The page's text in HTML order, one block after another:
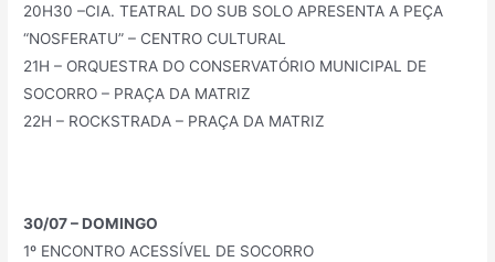
20H30 –CIA. TEATRAL DO SUB SOLO APRESENTA A PEÇA
“NOSFERATU” – CENTRO CULTURAL
21H – ORQUESTRA DO CONSERVATÓRIO MUNICIPAL DE
SOCORRO – PRAÇA DA MATRIZ
22H – ROCKSTRADA – PRAÇA DA MATRIZ
30/07 – DOMINGO
1º ENCONTRO ACESSÍVEL DE SOCORRO